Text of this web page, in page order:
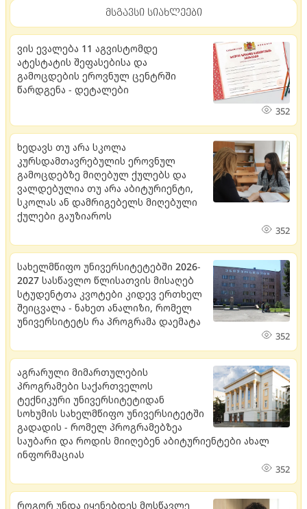
მსგავსი სიახლეები
ვის ევალება 11 აგვისტომდე
ატესტატის შეფასებისა და
გამოცდების ეროვნულ ცენტრში
წარდგენა - დეტალები
352
ხედავს თუ არა სკოლა
კურსდამთავრებულის ეროვნულ
გამოცდებზე მიღებულ ქულებს და
ვალდებულია თუ არა აბიტურიენტი,
სკოლას ან დამრიგებელს მიღებული
ქულები გაუზიაროს
352
სახელმწიფო უნივერსიტეტებში 2026-
2027 სასწავლო წლისათვის მისაღებ
სტუდენტთა კვოტები კიდევ ერთხელ
შეიცვალა - ნახეთ ანალიზი, რომელ
უნივერსიტეტს რა პროგრამა დაემატა
352
აგრარული მიმართულების
პროგრამები საქართველოს
ტექნიკური უნივერსიტეტიდან
სოხუმის სახელმწიფო უნივერსიტეტში
გადადის - რომელ პროგრამებზეა
საუბარი და როდის მიიღებენ აბიტურიენტები ახალ
ინფორმაციას
352
როგორ უნდა იყენებდეს მოსწავლე